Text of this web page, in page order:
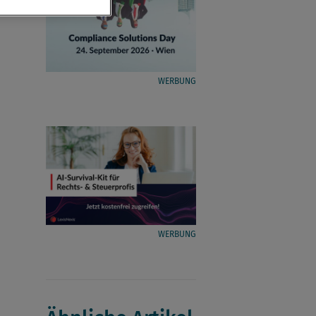
WERBUNG
WERBUNG